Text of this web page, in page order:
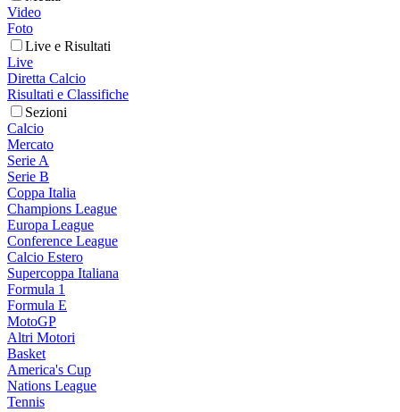
Video
Foto
Live e Risultati
Live
Diretta Calcio
Risultati e Classifiche
Sezioni
Calcio
Mercato
Serie A
Serie B
Coppa Italia
Champions League
Europa League
Conference League
Calcio Estero
Supercoppa Italiana
Formula 1
Formula E
MotoGP
Altri Motori
Basket
America's Cup
Nations League
Tennis